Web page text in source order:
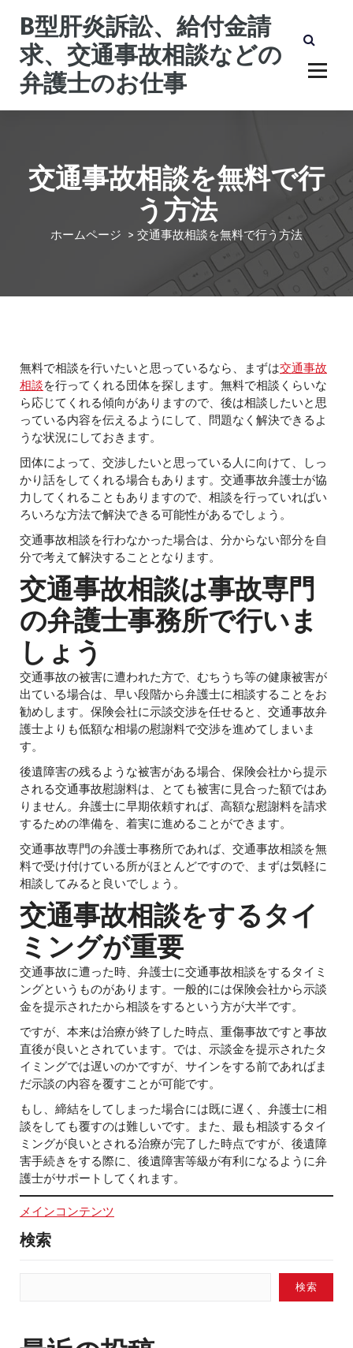
ス
B型肝炎訴訟、給付金請
求、交通事故相談などの
弁護士のお仕事
交通事故相談を無料で行
う方法
ホームページ > 交通事故相談を無料で行う方法
無料で相談を行いたいと思っているなら、まずは交通事故
相談を行ってくれる団体を探します。無料で相談くらいな
ら応じてくれる傾向がありますので、後は相談したいと思
っている内容を伝えるようにして、問題なく解決できるよ
うな状況にしておきます。
団体によって、交渉したいと思っている人に向けて、しっ
かり話をしてくれる場合もあります。交通事故弁護士が協
力してくれることもありますので、相談を行っていればい
ろいろな方法で解決できる可能性があるでしょう。
交通事故相談を行わなかった場合は、分からない部分を自
分で考えて解決することとなります。
交通事故相談は事故専門
の弁護士事務所で行いま
しょう
交通事故の被害に遭われた方で、むちうち等の健康被害が
出ている場合は、早い段階から弁護士に相談することをお
勧めします。保険会社に示談交渉を任せると、交通事故弁
護士よりも低額な相場の慰謝料で交渉を進めてしまいま
す。
後遺障害の残るような被害がある場合、保険会社から提示
される交通事故慰謝料は、とても被害に見合った額ではあ
りません。弁護士に早期依頼すれば、高額な慰謝料を請求
するための準備を、着実に進めることができます。
交通事故専門の弁護士事務所であれば、交通事故相談を無
料で受け付けている所がほとんどですので、まずは気軽に
相談してみると良いでしょう。
交通事故相談をするタイ
ミングが重要
交通事故に遭った時、弁護士に交通事故相談をするタイミ
ングというものがあります。一般的には保険会社から示談
金を提示されたから相談をするという方が大半です。
ですが、本来は治療が終了した時点、重傷事故ですと事故
直後が良いとされています。では、示談金を提示されたタ
イミングでは遅いのかですが、サインをする前であればま
だ示談の内容を覆すことが可能です。
もし、締結をしてしまった場合には既に遅く、弁護士に相
談をしても覆すのは難しいです。また、最も相談するタイ
ミングが良いとされる治療が完了した時点ですが、後遺障
害手続きをする際に、後遺障害等級が有利になるように弁
護士がサポートしてくれます。
メインコンテンツ
検索
検索